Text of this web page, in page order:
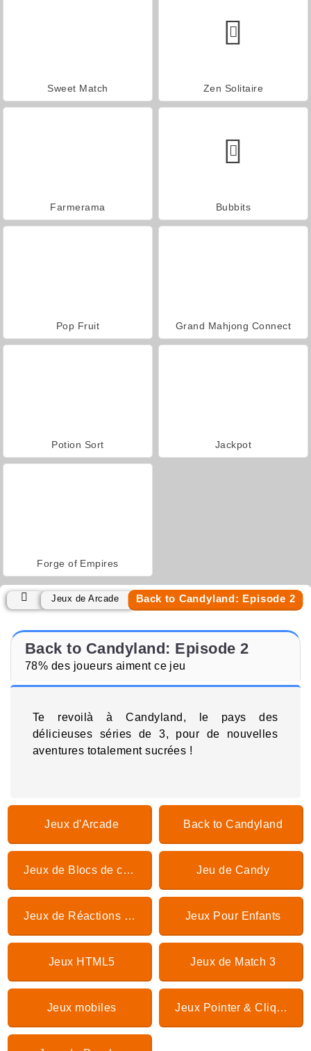
Sweet Match Zen Solitaire
Farmerama Bubbits
Pop Fruit Grand Mahjong Connect
Potion Sort Jackpot
Forge of Empires
Jeux de Arcade Back to Candyland: Episode 2
Back to Candyland: Episode 2
78% des joueurs aiment ce jeu
Te revoilà à Candyland, le pays des
délicieuses séries de 3, pour de nouvelles
aventures totalement sucrées !
Jeux d'Arcade Back to Candyland
Jeux de Blocs de couleurs Jeu de Candy
Jeux de Réactions en chaîne Jeux Pour Enfants
Jeux HTML5 Jeux de Match 3
Jeux mobiles Jeux Pointer & Cliquer